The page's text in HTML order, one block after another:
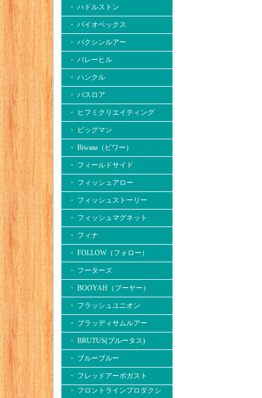
・ ハドルストン
・ バイオベックス
・ バクシンルアー
・ バレーヒル
・ ハンクル
・ バスロア
・ ヒフミクリエイティング
・ ビッグマン
・ Biwaaa（ビワー）
・ フィールドサイド
・ フィッシュアロー
・ フィッシュストーリー
・ フィッシュマグネット
・ フィナ
・ FOLLOW（フォロー）
・ フーターズ
・ BOOYAH（ブーヤー）
・ フラッシュユニオン
・ ブラッディサムルアー
・ BRUTUS(ブルータス)
・ ブルーブルー
・ フレッドアーボガスト
・ フロントラインプロダクシ